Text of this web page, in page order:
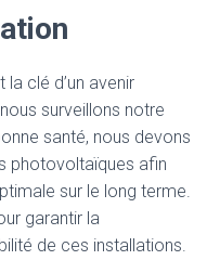
clé d’un avenir
surveillons notre
santé, nous devons
photovoltaïques afin
sur le long terme.
garantir la
de ces installations.